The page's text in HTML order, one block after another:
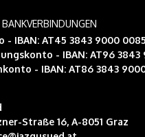
- IBAN: AT45 3843 9000
- IBAN: AT96
- IBAN: AT86 3843
Straße 16, A-8051 Graz